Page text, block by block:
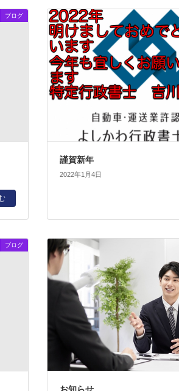
ブログ
謹賀新年
2022年1月4日
ブログ
お知らせ